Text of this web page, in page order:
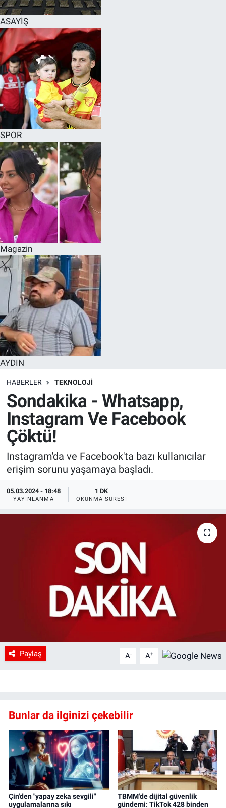
ASAYİŞ
SPOR
Magazin
AYDIN
HABERLER TEKNOLOJİ
Sondakika - Whatsapp,
Instagram Ve Facebook
Çöktü!
Instagram'da ve Facebook'ta bazı kullanıcılar
erişim sorunu yaşamaya başladı.
05.03.2024 - 18:48
YAYINLANMA
1 DK
OKUNMA SÜRESI
Paylaş A- A+
Bunlar da ilginizi çekebilir
Çin'den "yapay zeka sevgili"
uygulamalarına sıkı
TBMM'de dijital güvenlik
gündemi: TikTok 428 binden